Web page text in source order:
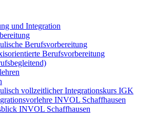
und Integration
Berufsvorbereitung
Berufsvorbereitung
vollzeitlicher Integrationskurs IGK
INVOL Schaffhausen
INVOL Schaffhausen